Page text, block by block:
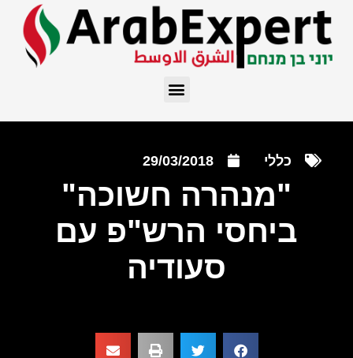
כללי 29/03/2018
"מנהרה חשוכה"
ביחסי הרש"פ עם
סעודיה